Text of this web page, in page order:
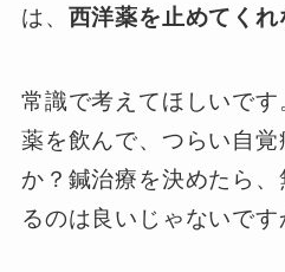
は、 西洋薬を止めてくれ
常識で考えてほしいです
薬を飲んで、つらい自
か？鍼治療を決めたら
るのは良いじゃないです